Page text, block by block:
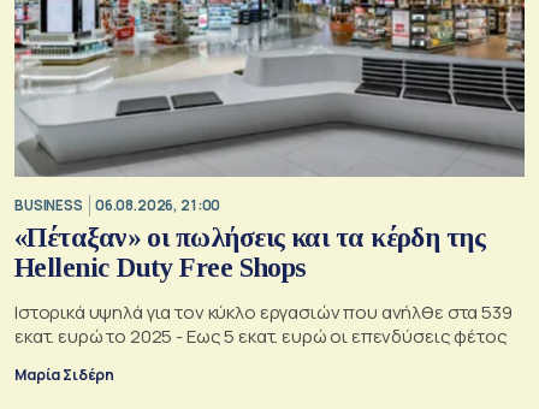
BUSINESS 06.08.2026, 21:00
«Πέταξαν» οι πωλήσεις και τα κέρδη της
Hellenic Duty Free Shops
Ιστορικά υψηλά για τον κύκλο εργασιών που ανήλθε στα 539
εκατ. ευρώ το 2025 - Εως 5 εκατ. ευρώ οι επενδύσεις φέτος
Μαρία Σιδέρη